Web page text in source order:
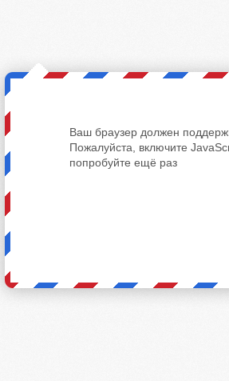
Ваш браузер должен
Пожалуйста, включите
попробуйте ещё раз